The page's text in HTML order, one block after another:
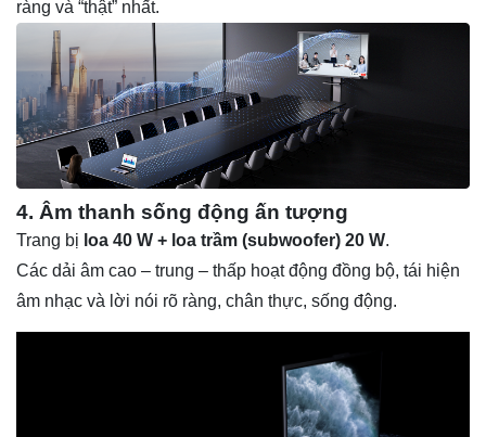
ràng và “thật” nhất.
4. Âm thanh sống động ấn tượng
Trang bị loa 40 W + loa trầm (subwoofer) 20 W.
Các dải âm cao – trung – thấp hoạt động đồng bộ, tái hiện
âm nhạc và lời nói rõ ràng, chân thực, sống động.